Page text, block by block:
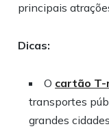
principais
Dicas:
O cartão T-
transportes
grandes